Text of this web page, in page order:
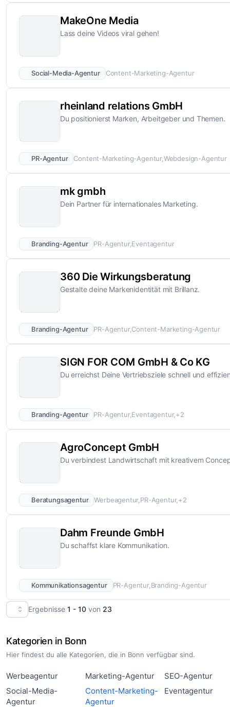
MakeOne Media
Lass deine Videos viral gehen!
Social-Media-Agentur Content-Marketing-Agentur
rheinland relations GmbH
Du positionierst Marken, Arbeitgeber und Themen.
PR-Agentur Content-Marketing-Agentur Webdesign-Agentur
mk gmbh
Dein Partner für internationales Marketing.
Branding-Agentur PR-Agentur Eventagentur
360 Die Wirkungsberatung
Gestalte deine Markenidentität mit Brillanz.
Branding-Agentur PR-Agentur Content-Marketing-Agentur
SIGN FOR COM GmbH & Co KG
Du erreichst Deine Vertriebsziele schnell und
Branding-Agentur PR-Agentur Eventagentur +2
AgroConcept GmbH
Du verbindest Landwirtschaft mit kreativem
Beratungsagentur Werbeagentur PR-Agentur +2
Dahm Freunde GmbH
Du schaffst klare Kommunikation.
Kommunikationsagentur PR-Agentur Branding-Agentur
Ergebnisse 1 - 10 von 23
Kategorien in Bonn
Hier findest du alle Kategorien, die in Bonn verfügbar sind.
Werbeagentur Marketing-Agentur
SEO-Agentur
Social-Media-
Agentur
Content-Marketing-
Agentur
Eventagentur